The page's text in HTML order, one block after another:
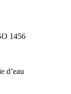
1456
d’eau